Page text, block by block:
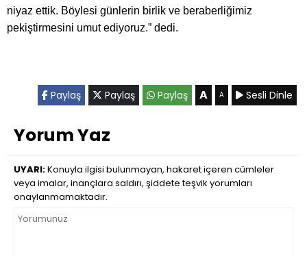
niyaz ettik. Böylesi günlerin birlik ve beraberliğimiz
pekiştirmesini umut ediyoruz.” dedi.
Paylaş Paylaş Paylaş A A Sesli Dinle
Yorum Yaz
UYARI:Konuyla ilgisi bulunmayan, hakaret içeren cümleler
veya imalar, inançlara saldırı, şiddete teşvik yorumları
onaylanmamaktadır.